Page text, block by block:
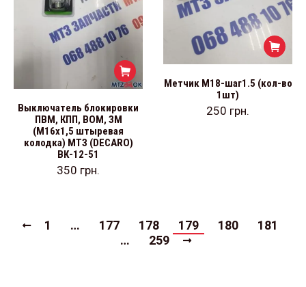
Выключатель блокировки
ПВМ, КПП, ВОМ, ЗМ
(М16х1,5 штыревая
колодка) МТЗ (DECARO)
ВК-12-51
350 грн.
Метчик М18-шаг1.5 (кол-во
1шт)
250 грн.
1 … 177 178 179 180
181
…
259